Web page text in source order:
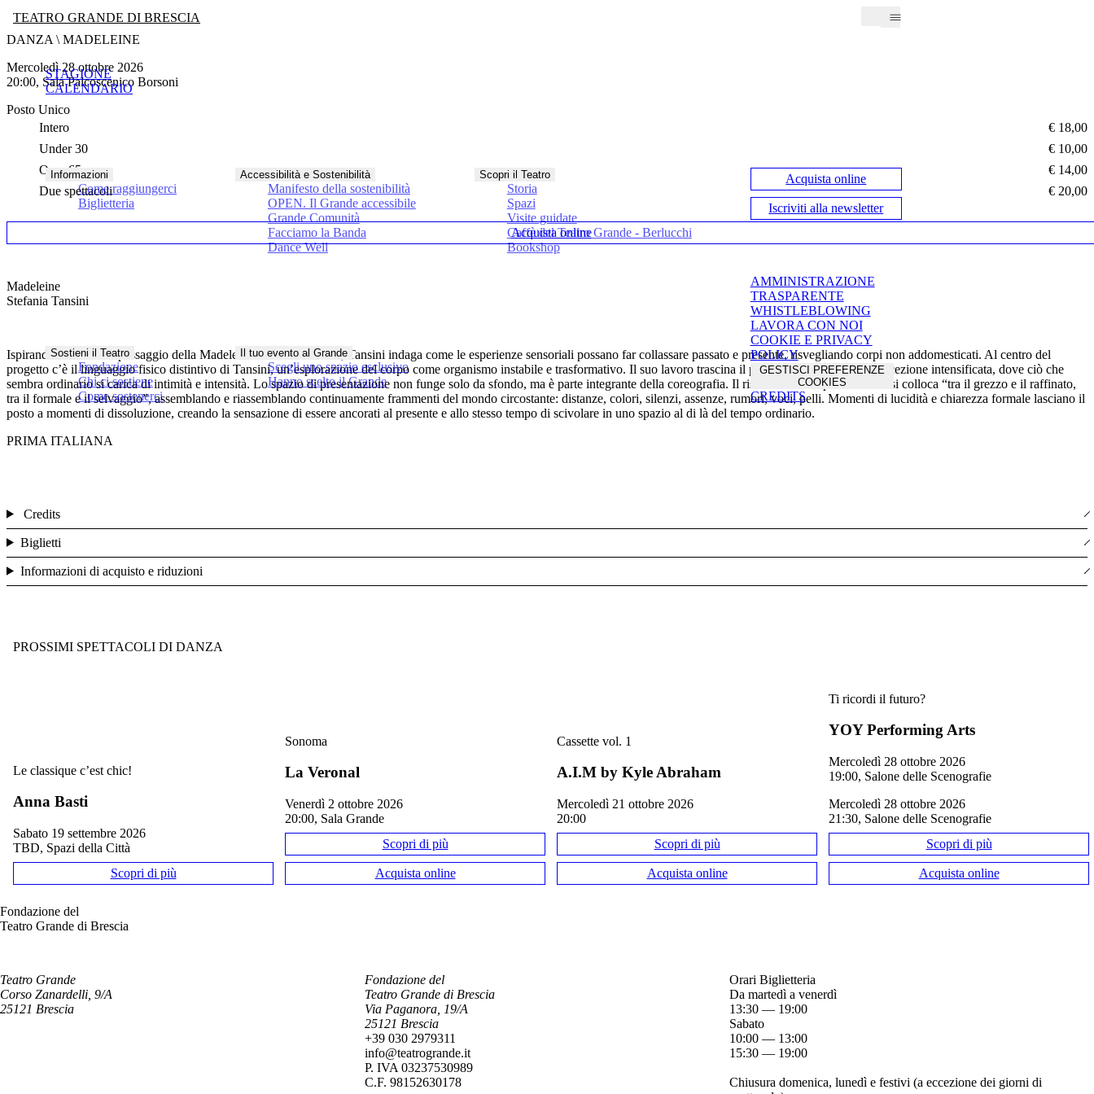
TEATRO GRANDE DI BRESCIA
STAGIONE
CALENDARIO
Informazioni
Come raggiungerci
Biglietteria
Accessibilità e Sostenibilità
Manifesto della sostenibilità
OPEN. Il Grande accessibile
Grande Comunità
Facciamo la Banda
Dance Well
Scopri il Teatro
Storia
Spazi
Visite guidate
Caffè del Teatro Grande - Berlucchi
Bookshop
Sostieni il Teatro
Fondazione
Chi ci sostiene
Come sostenerci
Il tuo evento al Grande
Scegli uno spazio esclusivo
Hanno scelto il Grande
Acquista online
Iscriviti alla newsletter
AMMINISTRAZIONE
TRASPARENTE
WHISTLEBLOWING
LAVORA CON NOI
COOKIE E PRIVACY
POLICY
GESTISCI PREFERENZE
COOKIES
CREDITS
DANZA \ MADELEINE
mercoledì 28 ottobre 2026
20:00, Sala Palcoscenico Borsoni
Posto Unico
Intero
€ 18,00
Under 30
€ 10,00
Over 65
€ 14,00
Due spettacoli
€ 20,00
Acquista online
Madeleine
Stefania Tansini
Ispirandosi al celebre passaggio della Madeleine di Marcel Proust, Tansini indaga come le esperienze sensoriali possano far collassare passato e presente, risvegliando corpi non addomesticati. Al centro del
progetto c’è il linguaggio fisico distintivo di Tansini, un’esplorazione del corpo come organismo instabile e trasformativo. Il suo lavoro trascina il pubblico in uno stato di percezione intensificata, dove ciò che
sembra ordinario si carica di intimità e intensità. Lo spazio di presentazione non funge solo da sfondo, ma è parte integrante della coreografia. Il risultato è un’esperienza che si colloca “tra il grezzo e il raffinato,
tra il formale e il selvaggio”, assemblando e riassemblando continuamente frammenti del mondo circostante: distanze, colori, silenzi, assenze, rumori, voci, pelli. Momenti di lucidità e chiarezza formale lasciano il
posto a momenti di dissoluzione, creando la sensazione di essere ancorati al presente e allo stesso tempo di scivolare in uno spazio al di là del tempo ordinario.
PRIMA ITALIANA
Credits
Biglietti
Informazioni di acquisto e riduzioni
PROSSIMI SPETTACOLI DI DANZA
Le classique c’est chic!
Anna Basti
sabato 19 settembre 2026
TBD, Spazi della Città
Scopri di più
Sonoma
La Veronal
venerdì 2 ottobre 2026
20:00, Sala Grande
Scopri di più
Acquista online
Cassette vol. 1
A.I.M by Kyle Abraham
mercoledì 21 ottobre 2026
20:00
Scopri di più
Acquista online
Ti ricordi il futuro?
YOY Performing Arts
mercoledì 28 ottobre 2026
19:00, Salone delle Scenografie
mercoledì 28 ottobre 2026
21:30, Salone delle Scenografie
Scopri di più
Acquista online
Fondazione del
Teatro Grande di Brescia
Teatro Grande
Corso Zanardelli, 9/A
25121 Brescia
Fondazione del
Teatro Grande di Brescia
Via Paganora, 19/A
25121 Brescia
+39 030 2979311
info@teatrogrande.it
P. IVA 03237530989
C.F. 98152630178
Orari Biglietteria
Da martedì a venerdì
13:30 — 19:00
Sabato
10:00 — 13:00
15:30 — 19:00
Chiusura domenica, lunedì e festivi (a eccezione dei giorni di